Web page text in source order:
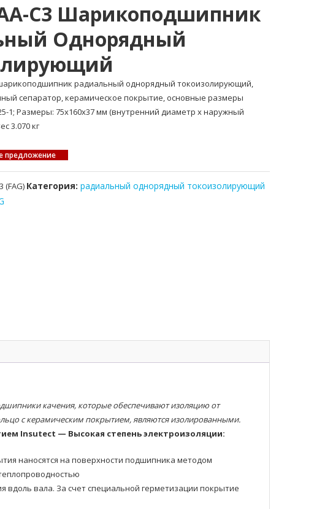
C3 Шарикоподшипник
Однорядный
шарикоподшипник радиальный однорядный токоизолирующий,
сепаратор, керамическое покрытие, основные размеры
1; Размеры: 75x160x37 мм (внутренний диаметр x наружный
3.070 кг
предложение
(FAG) Категория: радиальный однорядный токоизолирующий
качения, которые обеспечивают изоляцию от
с керамическим покрытием, являются изолированными.
Insutect — Высокая степень электроизоляции:
наносятся на поверхности подшипника методом
вдоль вала. За счет специальной герметизации покрытие